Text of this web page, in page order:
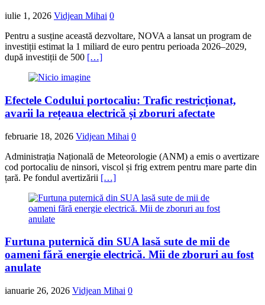
iulie 1, 2026 Vidjean Mihai 0
Pentru a susține această dezvoltare, NOVA a lansat un program de
investiții estimat la 1 miliard de euro pentru perioada 2026–2029,
după investiții de 500 […]
Efectele Codului portocaliu: Trafic restricționat,
avarii la rețeaua electrică și zboruri afectate
februarie 18, 2026 Vidjean Mihai 0
Administrația Națională de Meteorologie (ANM) a emis o avertizare
cod portocaliu de ninsori, viscol și frig extrem pentru mare parte din
țară. Pe fondul avertizării […]
Furtuna puternică din SUA lasă sute de mii de
oameni fără energie electrică. Mii de zboruri au fost
anulate
ianuarie 26, 2026 Vidjean Mihai 0